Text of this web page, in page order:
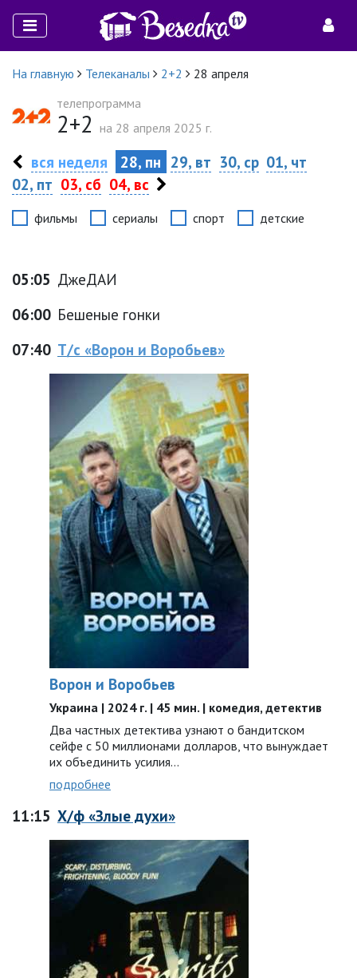
На главную Телеканалы 2+2
28 апреля
телепрограмма
2+2 на 28 апреля 2025 г.
вся неделя 28, пн 29, вт 30, ср 01, чт
02, пт 03, сб 04, вс
фильмы сериалы спорт детские
05:05 ДжеДАИ
06:00 Бешеные гонки
07:40 Т/с «Ворон и Воробьев»
Ворон и Воробьев
Украина | 2024 г. | 45 мин. | комедия, детектив
Два частных детектива узнают о бандитском
сейфе с 50 миллионами долларов, что вынуждает
их объединить усилия…
подробнее
11:15 Х/ф «Злые духи»